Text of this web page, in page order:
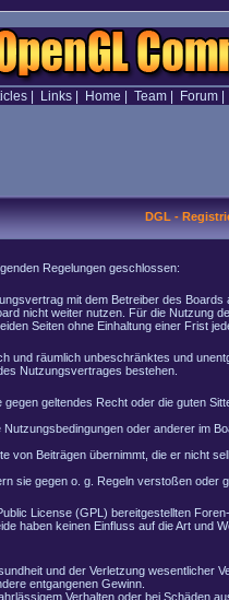
| Links| Home Team| Forum|
DGL -
Regelungen geschlossen:
mit dem Betreiber des
nicht weiter nutzen. Für die Nutzung
Seiten ohne Einhaltung einer Frist
und räumlich unbeschränktes und
Nutzungsvertrages bestehen.
geltendes Recht oder die guten
oder anderer im
von Beiträgen übernimmt, die er nicht
sie gegen o. g. Regeln verstoßen oder
License (GPL) bereitgestellten
haben keinen Einfluss auf die Art
und der Verletzung
entgangenen Gewinn.
Verhalten oder bei Schäden